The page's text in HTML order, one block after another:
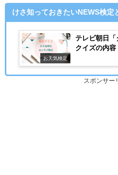
けさ知っておきたいNEWS検定
お天気検定
テレビ朝日
クイズの内容
スポンサー